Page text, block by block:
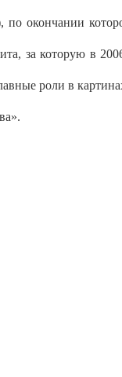
по окончании
за которую в
роли в